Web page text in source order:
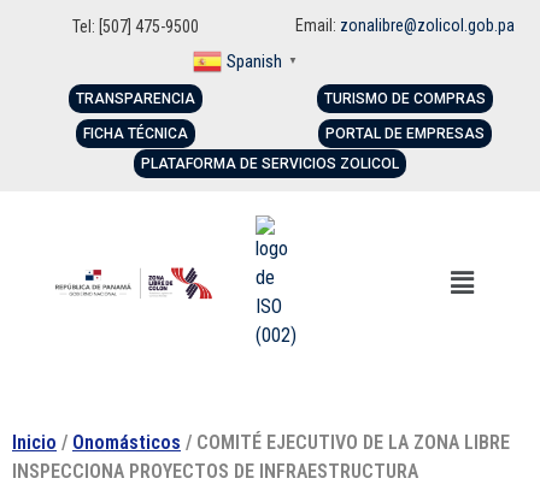
Tel: [507] 475-9500 Email: zonalibre@zolicol.gob.pa
Spanish ▼
TRANSPARENCIA
FICHA TÉCNICA
TURISMO DE COMPRAS
PORTAL DE EMPRESAS
PLATAFORMA DE SERVICIOS ZOLICOL
Inicio / Onomásticos / COMITÉ EJECUTIVO DE LA ZONA LIBRE
INSPECCIONA PROYECTOS DE INFRAESTRUCTURA